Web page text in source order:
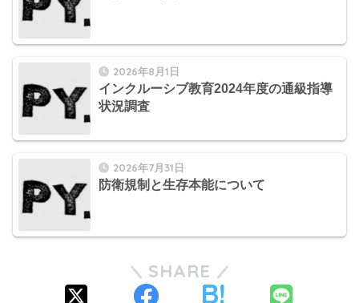
2026年8月1日
インクルーシブ教育2024年度の通級指導
状況調査
2026年7月31日
防衛規制と生存本能について
SHARE